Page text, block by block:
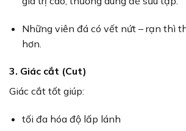
Những viên đá có vết nứt – rạn thì
hơn.
3. Giác cắt (Cut)
Giác cắt tốt giúp:
tối đa hóa độ lấp lánh